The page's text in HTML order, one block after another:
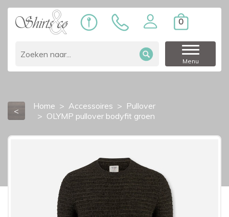
0
Menu
< Home Accessoires
Pullover
OLYMP pullover bodyfit groen